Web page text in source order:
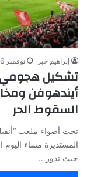
إبراهيم جبر نوفمبر 26, 2025
تشكيل هجومي
أيندهوفن
السقوط الحر
تحت أضواء ملعب
المستديرة مساء اليوم
حيث تدور…